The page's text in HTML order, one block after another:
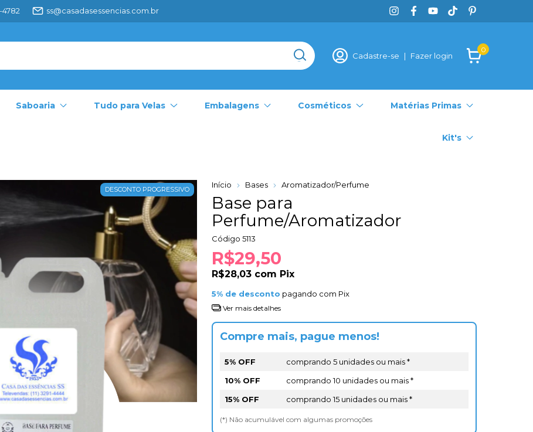
4782 ss@casadasessencias.com.br
Cadastre-se | Fazer login
0
Saboaria Tudo para Velas Embalagens Cosméticos Matérias Primas
Kit's
DESCONTO PROGRESSIVO Início Bases Aromatizador/Perfume
Base para
Perfume/Aromatizador
Código 5113
R$29,50
R$28,03 com Pix
5% de desconto pagando com Pix
Ver mais detalhes
Compre mais, pague menos!
5% OFF
comprando 5 unidades ou mais *
10% OFF
comprando 10 unidades ou mais *
15% OFF
comprando 15 unidades ou mais *
(*) Não acumulável com algumas promoções